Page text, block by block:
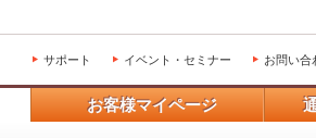
サポート イベント・セミナー お問い合
お客様マイページ